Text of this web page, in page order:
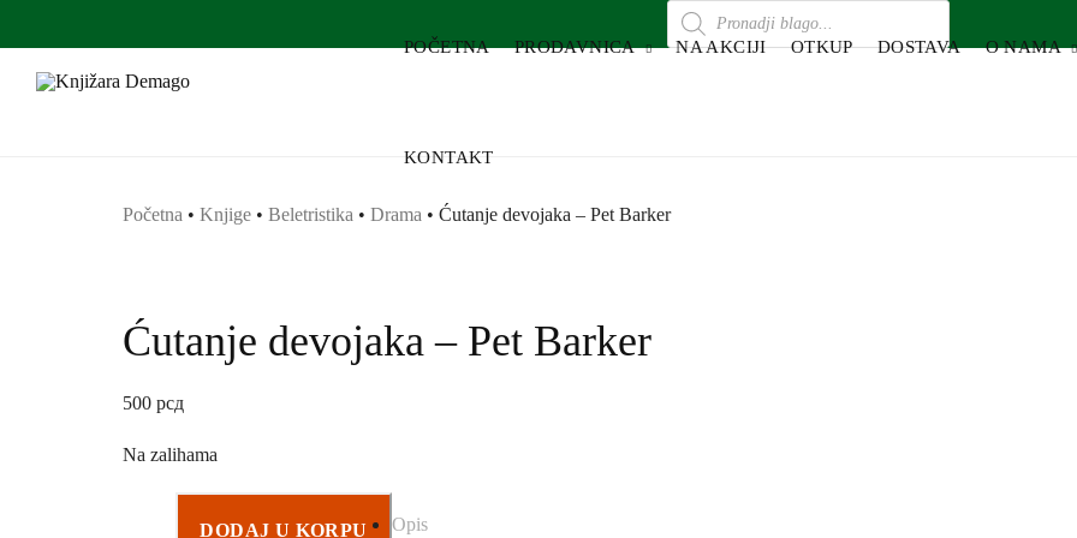
POČETNA PRODAVNICA NA AKCIJI OTKUP DOSTAVA O NAMA
KONTAKT
Početna • Knjige • Beletristika • Drama • Ćutanje devojaka – Pet Barker
Ćutanje devojaka – Pet Barker
500 рсд
Na zalihama
DODAJ U KORPU Opis